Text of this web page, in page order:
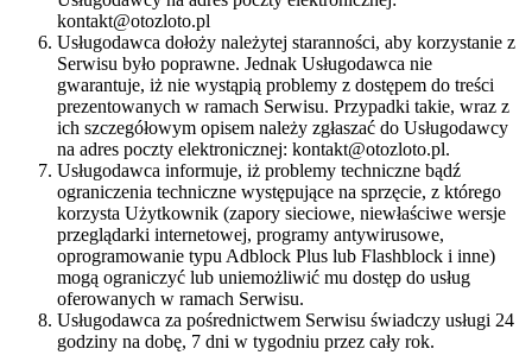
kontakt@otozloto.pl
Usługodawca dołoży należytej staranności, aby korzystanie z
Serwisu było poprawne. Jednak Usługodawca nie
gwarantuje, iż nie wystąpią problemy z dostępem do treści
prezentowanych w ramach Serwisu. Przypadki takie, wraz z
ich szczegółowym opisem należy zgłaszać do Usługodawcy
na adres poczty elektronicznej: kontakt@otozloto.pl.
Usługodawca informuje, iż problemy techniczne bądź
ograniczenia techniczne występujące na sprzęcie, z którego
korzysta Użytkownik (zapory sieciowe, niewłaściwe wersje
przeglądarki internetowej, programy antywirusowe,
oprogramowanie typu Adblock Plus lub Flashblock i inne)
mogą ograniczyć lub uniemożliwić mu dostęp do usług
oferowanych w ramach Serwisu.
Usługodawca za pośrednictwem Serwisu świadczy usługi 24
godziny na dobę, 7 dni w tygodniu przez cały rok.